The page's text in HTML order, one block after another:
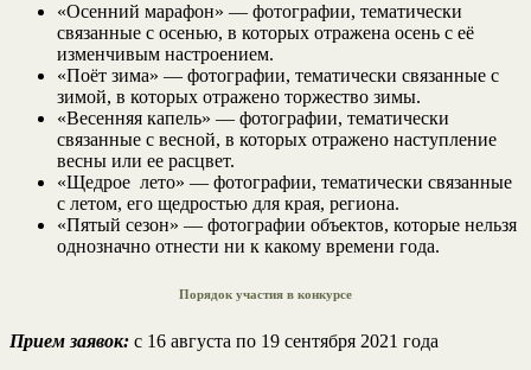
«Осенний марафон» — фотографии, тематически
связанные с осенью, в которых отражена осень с её
изменчивым настроением.
«Поёт зима» — фотографии, тематически связанные с
зимой, в которых отражено торжество зимы.
«Весенняя капель» — фотографии, тематически
связанные с весной, в которых отражено наступление
весны или ее расцвет.
«Щедрое лето» — фотографии, тематически связанные
с летом, его щедростью для края, региона.
«Пятый сезон» — фотографии объектов, которые нельзя
однозначно отнести ни к какому времени года.
Порядок участия в конкурсе
Прием заявок: с 16 августа по 19 сентября 2021 года